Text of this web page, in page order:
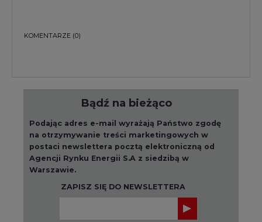
KOMENTARZE (0)
Bądź na bieżąco
Podając adres e-mail wyrażają Państwo zgodę
na otrzymywanie treści marketingowych w
postaci newslettera pocztą elektroniczną od
Agencji Rynku Energii S.A z siedzibą w
Warszawie.
ZAPISZ SIĘ DO NEWSLETTERA